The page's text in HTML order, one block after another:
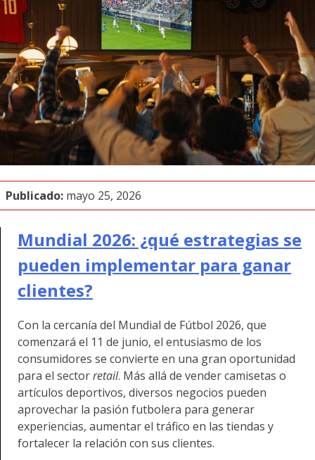
Publicado: mayo 25, 2026
Mundial 2026: ¿qué estrategias se
pueden implementar para ganar
clientes?
Con la cercanía del Mundial de Fútbol 2026, que
comenzará el 11 de junio, el entusiasmo de los
consumidores se convierte en una gran oportunidad
para el sectorretail. Más allá de vender camisetas o
artículos deportivos, diversos negocios pueden
aprovechar la pasión futbolera para generar
experiencias, aumentar el tráfico en las tiendas y
fortalecer la relación con sus clientes.